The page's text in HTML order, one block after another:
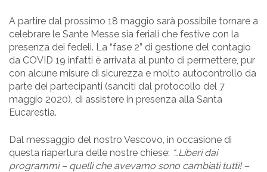
A partire dal prossimo 18 maggio sarà possibile tornare a
celebrare le Sante Messe sia feriali che festive con la
presenza dei fedeli. La “fase 2” di gestione del contagio
da COVID 19 infatti è arrivata al punto di permettere, pur
con alcune misure di sicurezza e molto autocontrollo da
parte dei partecipanti (sanciti dal protocollo del 7
maggio 2020), di assistere in presenza alla Santa
Eucarestia.
Dal messaggio del nostro Vescovo, in occasione di
questa riapertura delle nostre chiese: “…Liberi dai
programmi – quelli che avevamo sono cambiati tutti! –